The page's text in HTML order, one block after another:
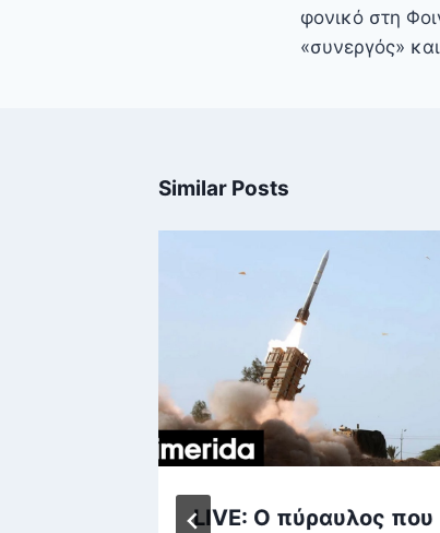
φονικό στη
«συνεργός»
Similar Posts
LIVE: Ο πύραυλος που